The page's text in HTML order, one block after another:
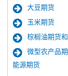
大豆期货
玉米期货
棕榈油期货
微型农产品
能源期货